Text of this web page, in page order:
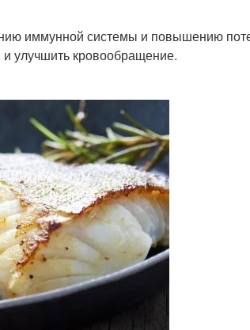
иммунной системы и повышению
улучшить кровообращение.